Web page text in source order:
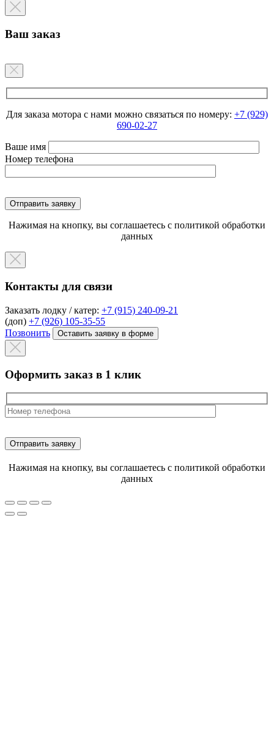
Ваш заказ
Для заказа мотора с нами можно связаться по номеру: +7 (929)
690-02-27
Ваше имя
Номер телефона
Нажимая на кнопку, вы соглашаетесь с политикой обработки
данных
Контакты для связи
Заказать лодку / катер: +7 (915) 240-09-21
(доп) +7 (926) 105-35-55
Позвонить
Оставить заявку в форме
Оформить заказ в 1 клик
Нажимая на кнопку, вы соглашаетесь с политикой обработки
данных